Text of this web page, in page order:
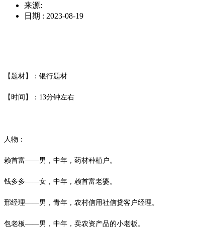
来源:
日期 : 2023-08-19
【题材】：银行题材
【时间】： 13分钟左右
人物：
赖首富——男，中年，药材种植户。
钱多多——女，中年，赖首富老婆。
邢经理——男，青年，农村信用社信贷客户经理。
包老板——男，中年，卖农资产品的小老板。